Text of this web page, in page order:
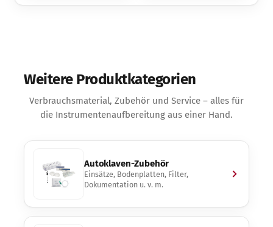
Weitere Produktkategorien
Verbrauchsmaterial, Zubehör und Service – alles für
die Instrumentenaufbereitung aus einer Hand.
Autoklaven-Zubehör
Einsätze, Bodenplatten, Filter,
Dokumentation u. v. m.